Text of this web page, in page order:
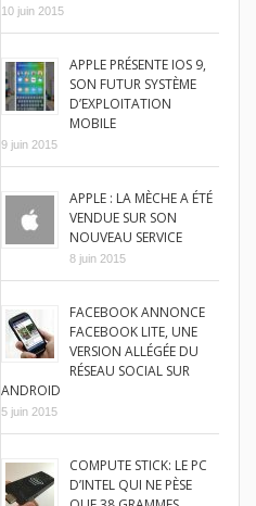
10 juin 2015
APPLE PRÉSENTE IOS 9,
SON FUTUR SYSTÈME
D’EXPLOITATION
MOBILE
9 juin 2015
APPLE : LA MÈCHE A ÉTÉ
VENDUE SUR SON
NOUVEAU SERVICE
8 juin 2015
FACEBOOK ANNONCE
FACEBOOK LITE, UNE
VERSION ALLÉGÉE DU
RÉSEAU SOCIAL SUR
ANDROID
5 juin 2015
COMPUTE STICK: LE PC
D’INTEL QUI NE PÈSE